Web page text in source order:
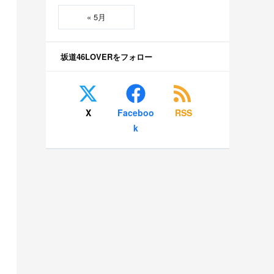
« 5月
坂道46LOVERをフォロー
X
Faceboo
k
RSS